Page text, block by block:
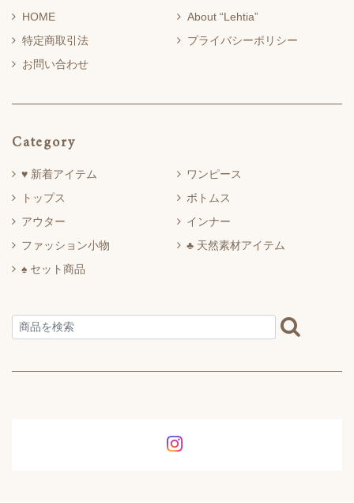
HOME
About “Lehtia”
特定商取引法
プライバシーポリシー
お問い合わせ
Category
♥ 新着アイテム
ワンピース
トップス
ボトムス
アウター
インナー
ファッション小物
♣ 天然素材アイテム
♠ セット商品